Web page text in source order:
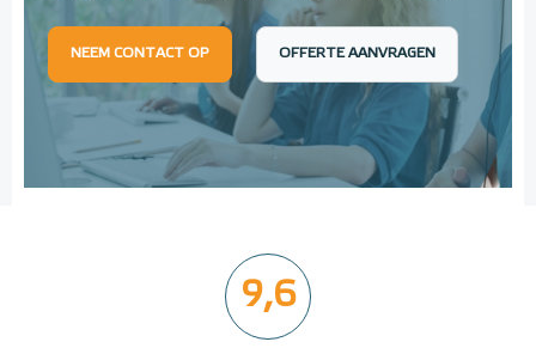
NEEM CONTACT OP OFFERTE AANVRAGEN
9,6